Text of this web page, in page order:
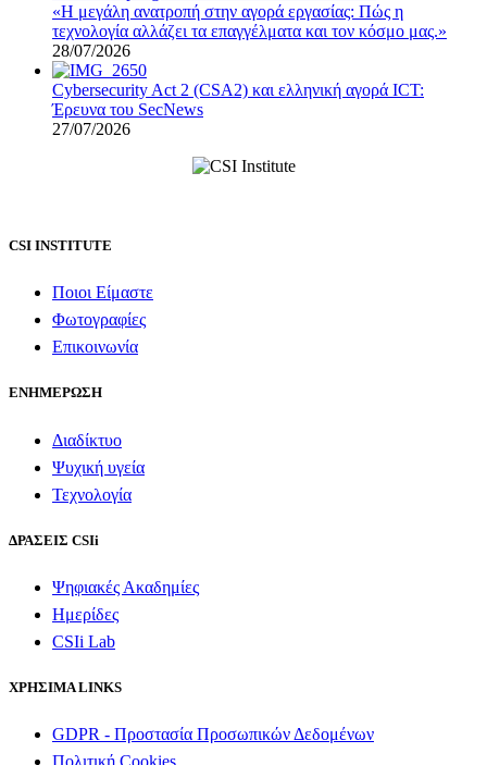
«Η μεγάλη ανατροπή στην αγορά εργασίας: Πώς η
τεχνολογία αλλάζει τα επαγγέλματα και τον κόσμο μας.»
28/07/2026
Cybersecurity Act 2 (CSA2) και ελληνική αγορά ICT:
Έρευνα του SecNews
27/07/2026
CSI INSTITUTE
Ποιοι Είμαστε
Φωτογραφίες
Επικοινωνία
ΕΝΗΜΕΡΩΣΗ
Διαδίκτυο
Ψυχική υγεία
Τεχνολογία
ΔΡΑΣΕΙΣ CSIi
Ψηφιακές Ακαδημίες
Ημερίδες
CSIi Lab
ΧΡΗΣΙΜΑ LINKS
GDPR - Προστασία Προσωπικών Δεδομένων